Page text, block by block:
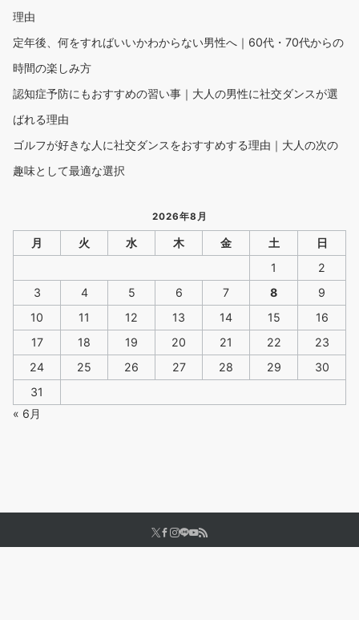
理由
定年後、何をすればいいかわからない男性へ｜60代・70代からの
時間の楽しみ方
認知症予防にもおすすめの習い事｜大人の男性に社交ダンスが選
ばれる理由
ゴルフが好きな人に社交ダンスをおすすめする理由｜大人の次の
趣味として最適な選択
2026年8月
月 火 水 木 金 土
日
1
2
3
4 5 6 7 8
9
10
11 12 13 14 15
16
17
18 19 20 21 22
23
24
25 26 27 28 29
30
31
« 6月